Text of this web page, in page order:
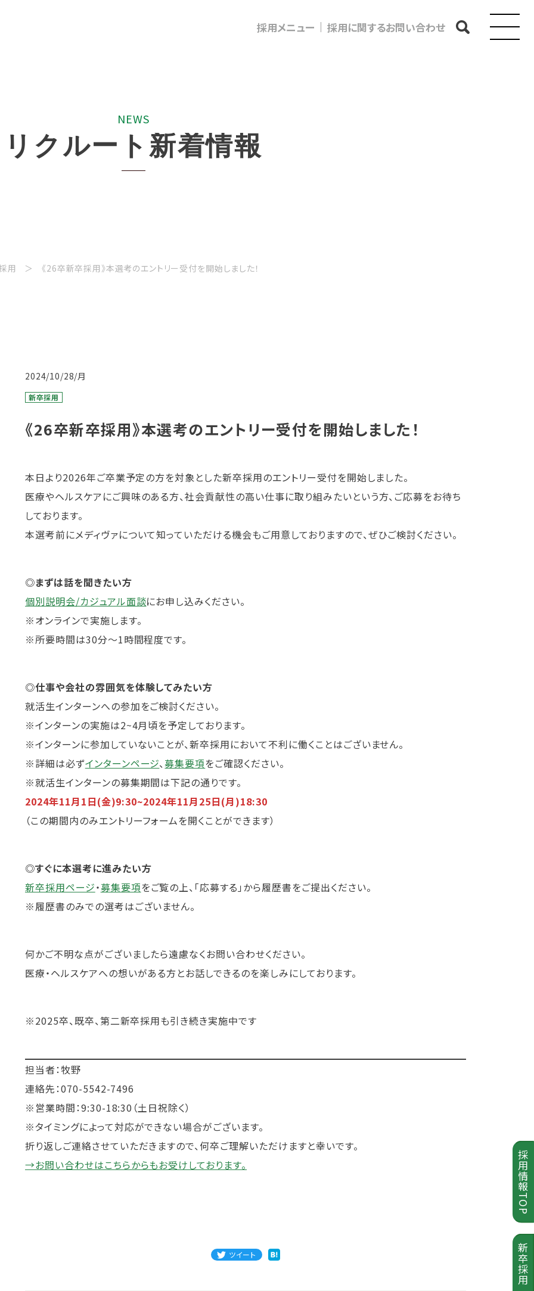
採用メニュー 採用に関するお問い合わせ
採用情報TOP
新卒採用
NEWS
リ クルー ト 新着情報
用 《26卒新卒採用》本選考のエントリー受付を開始しました！
2024/10/28/月
新卒採用
《26卒新卒採用》本選考のエントリー受付を開始しました！
本日より2026年ご卒業予定の方を対象とした新卒採用のエントリー受付を開始しました。
医療やヘルスケアにご興味のある方、社会貢献性の高い仕事に取り組みたいという方、ご応募をお待ち
しております。
本選考前にメディヴァについて知っていただける機会もご用意しておりますので、ぜひご検討ください。
◎まずは話を聞きたい方
個別説明会/カジュアル面談にお申し込みください。
※オンラインで実施します。
※所要時間は30分～1時間程度です。
◎仕事や会社の雰囲気を体験してみたい方
就活生インターンへの参加をご検討ください。
※インターンの実施は2~4月頃を予定しております。
※インターンに参加していないことが、新卒採用において不利に働くことはございません。
※詳細は必ずインターンページ、募集要項をご確認ください。
※就活生インターンの募集期間は下記の通りです。
2024年11月1日(金)9:30~2024年11月25日(月)18:30
（この期間内のみエントリーフォームを開くことができます）
◎すぐに本選考に進みたい方
新卒採用ページ・募集要項をご覧の上、「応募する」から履歴書をご提出ください。
※履歴書のみでの選考はございません。
何かご不明な点がございましたら遠慮なくお問い合わせください。
医療・ヘルスケアへの想いがある方とお話しできるのを楽しみにしております。
※2025卒、既卒、第二新卒採用も引き続き実施中です
担当者：牧野
連絡先：070-5542-7496
※営業時間：9:30-18:30（土日祝除く）
※タイミングによって対応ができない場合がございます。
折り返しご連絡させていただきますので、何卒ご理解いただけますと幸いです。
→お問い合わせはこちらからもお受けしております。
ツイート